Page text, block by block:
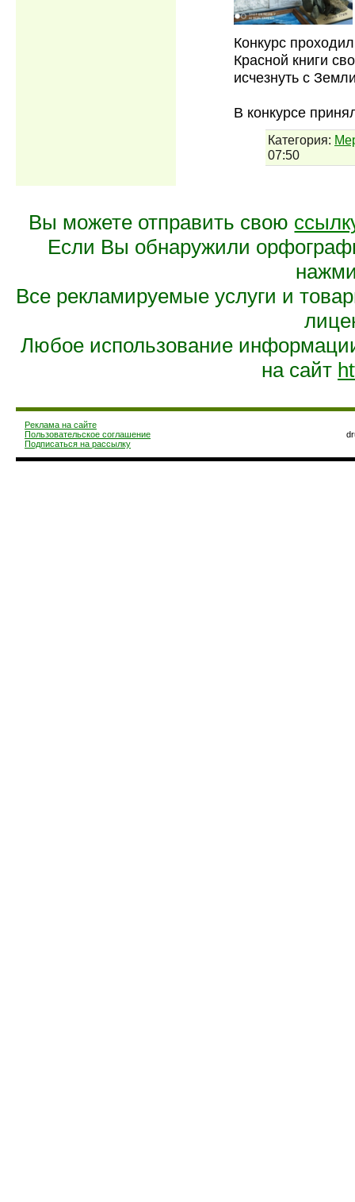
Конкурс
Красной книги
исчезнуть с
В конкурсе
Категория:
07:50
Вы можете отправить свою
Если Вы обнаружили
Все рекламируемые услуги и
Любое использование
на сайт
Реклама на сайте
Пользовательское соглашение
Подписаться на рассылку